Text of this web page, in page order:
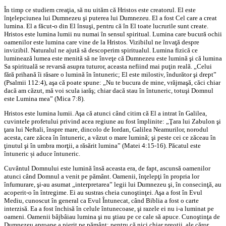
În timp ce studiem creaţia, să nu uităm că Hristos este creatorul. El este
înţelepciunea lui Dumnezeu şi puterea lui Dumnezeu. El a fost Cel care a creat
lumina. El a făcut-o din El însuşi, pentru că în El toate lucrurile sunt create.
Hristos este lumina lumii nu numai în sensul spiritual. Lumina care bucură ochii
oamenilor este lumina care vine de la Hristos. Vizibilul ne învaţă despre
invizibil. Naturalul ne ajută să descoperim spiritualul. Lumina fizică ce
luminează lumea este menită să ne înveţe că Dumnezeu este lumină şi că lumina
Sa spirituală se revarsă asupra tuturor, aceasta nefiind mai puţin reală. „Celui
fără prihană îi răsare o lumină în întuneric; El este milostiv, îndurător şi drept”
(Psalmii 112:4), aşa că poate spune: „Nu te bucura de mine, vrăjmaşă, căci chiar
dacă am căzut, mă voi scula iarăş; chiar dacă stau în întuneric, totuşi Domnul
este Lumina mea” (Mica 7:8).
Hristos este lumina lumii. Aşa că atunci când citim că El a intrat în Galilea,
cuvintele profetului privind acea regiune au fost împlinite: „Ţara lui Zabulon şi
ţara lui Neftali, înspre mare, dincolo de Iordan, Galilea Neamurilor, norodul
acesta, care zăcea în întuneric, a văzut o mare lumină; şi peste cei ce zăceau în
ţinutul şi în umbra morţii, a răsărit lumina” (Matei 4:15-16). Păcatul este
întuneric și aduce întuneric.
Cuvântul Domnului este lumină însă aceasta era, de fapt, ascunsă oamenilor
atunci când Domnul a venit pe pământ. Oamenii, înţelepţi în propria lor
înfumurare, şi-au asumat „interpretarea” legii lui Dumnezeu şi, în consecinţă, au
acoperit-o în întregime. Ei au sustras cheia cunoştinţei. Aşa a fost în Evul
Mediu, cunoscut în general ca Evul Întunecat, când Biblia a fost o carte
interzisă. Ea a fost închisă în celule întunecoase, şi razele ei nu i-a luminat pe
oameni. Oamenii bâjbâiau lumina şi nu ştiau pe ce cale să apuce. Cunoştinţa de